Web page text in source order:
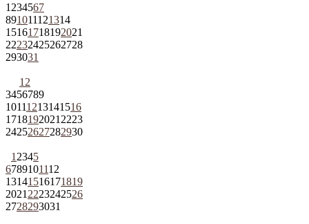
1 234567
891011121314
15161718192021
22232425262728
293031
1 2
3456789
10111213141516
1718192021 2223
24252627282930
1 2345
6789101112
13141516171819
2021 2223242526
2728293031